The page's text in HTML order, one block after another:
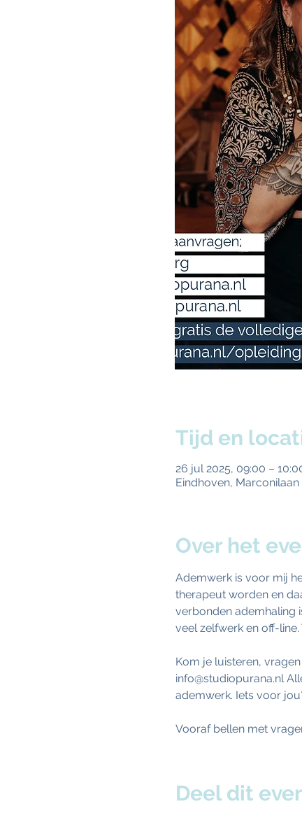
Tijd en
26 jul 2025, 09:00 –
Eindhoven,
Over het
Ademwerk is voor mij
therapeut worden en
verbonden ademhaling
veel zelfwerk en off-
Kom je luisteren,
info@studiopurana.nl
ademwerk. Iets voor
Vooraf bellen met
Deel dit